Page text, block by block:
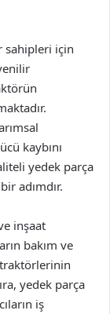
sahipleri için
kaybını
yedek parça
adımdır.
inşaat
bakım ve
yedek parça
iş